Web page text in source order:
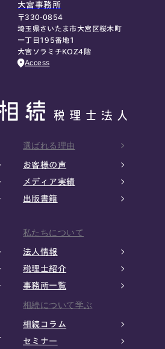
大宮事務所
〒330-0854
埼玉県さいたま市大宮区桜木町
一丁目195番地1
大宮ソラミチKOZ4階
Access
選ばれる理由
お客様の声
メディア実績
出版書籍
私たちについて
法人情報
税理士紹介
事務所一覧
相続について学ぶ
相続コラム
セミナー